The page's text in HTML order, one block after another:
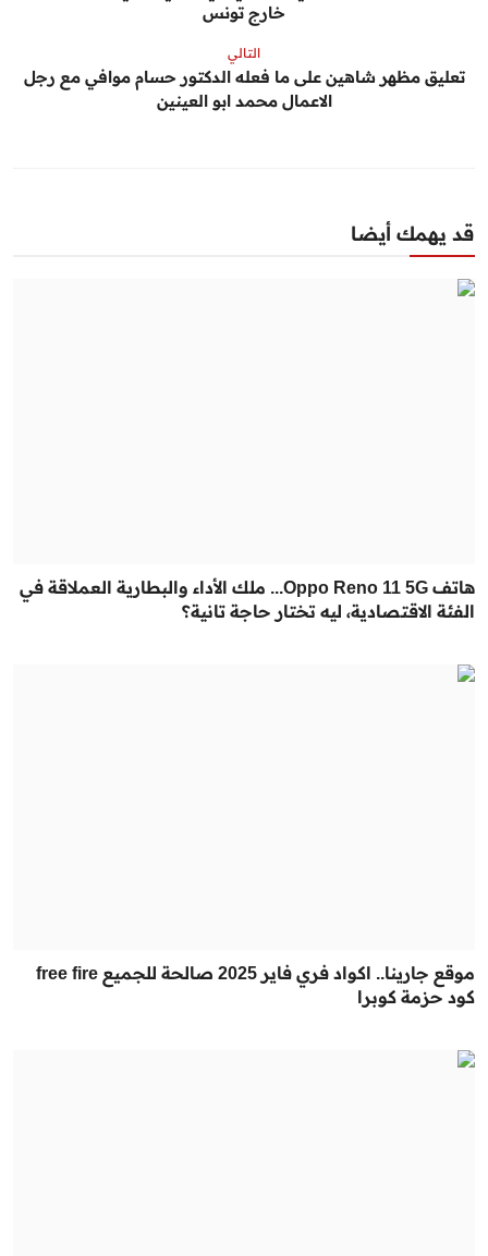
خارج تونس
التالي
تعليق مظهر شاهين على ما فعله الدكتور حسام موافي مع رجل
الاعمال محمد ابو العينين
قد يهمك أيضا
هاتف Oppo Reno 11 5G... ملك الأداء والبطارية العملاقة في
الفئة الاقتصادية، ليه تختار حاجة تانية؟
موقع جارينا.. اكواد فري فاير 2025 صالحة للجميع free fire
كود حزمة كوبرا